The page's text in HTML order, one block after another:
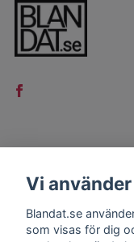
Kontakt
Köpvillkor
Vi
Blandat.se
som visas för dig